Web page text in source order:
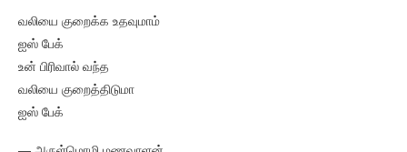
வலியை குறைக்க உதவுமாம்
ஐஸ் பேக்
உன் பிரிவால் வந்த
வலியை குறைத்திடுமா
ஐஸ் பேக்